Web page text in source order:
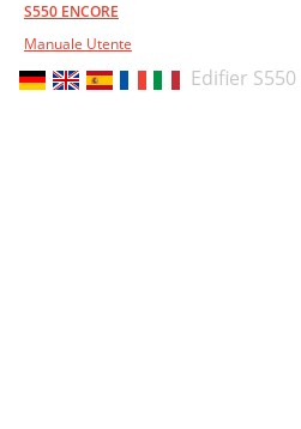
S550 ENCORE
Manuale Utente
Edifier